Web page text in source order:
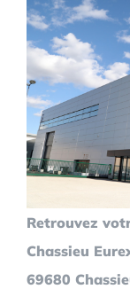
Retrouvez
Chassieu
69680